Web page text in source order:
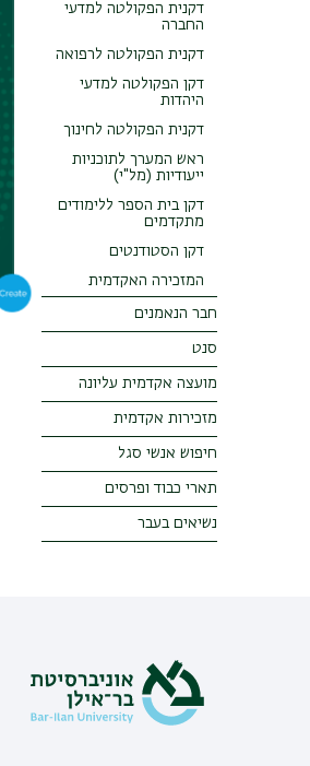
דקנית הפקולטה למדעי
החברה
דקנית הפקולטה לרפואה
דקן הפקולטה למדעי
היהדות
דקנית הפקולטה לחינוך
ראש המערך לתוכניות
ייעודיות (מל"י)
דקן בית הספר ללימודים
מתקדמים
דקן הסטודנטים
המזכירה האקדמית
חבר הנאמנים
סנט
מועצה אקדמית עליונה
מזכירות אקדמית
חיפוש אנשי סגל
תארי כבוד ופרסים
נשיאים בעבר